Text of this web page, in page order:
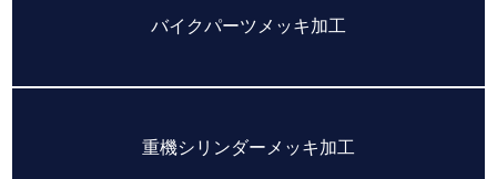
バイクパーツメッキ加工
重機シリンダーメッキ加工